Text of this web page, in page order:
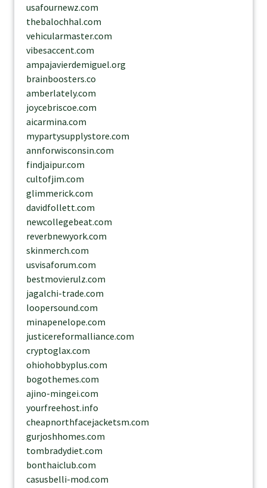
usafournewz.com
thebalochhal.com
vehicularmaster.com
vibesaccent.com
ampajavierdemiguel.org
brainboosters.co
amberlately.com
joycebriscoe.com
aicarmina.com
mypartysupplystore.com
annforwisconsin.com
findjaipur.com
cultofjim.com
glimmerick.com
davidfollett.com
newcollegebeat.com
reverbnewyork.com
skinmerch.com
usvisaforum.com
bestmovierulz.com
jagalchi-trade.com
loopersound.com
minapenelope.com
justicereformalliance.com
cryptoglax.com
ohiohobbyplus.com
bogothemes.com
ajino-mingei.com
yourfreehost.info
cheapnorthfacejacketsm.com
gurjoshhomes.com
tombradydiet.com
bonthaiclub.com
casusbelli-mod.com